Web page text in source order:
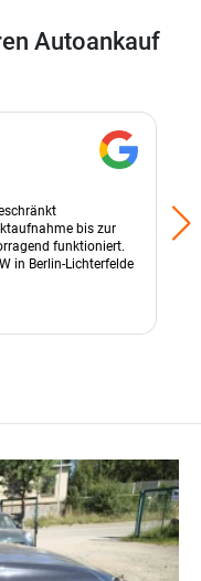
Autoankauf
bis zur
funktioniert.
in Berlin-Lichterfelde